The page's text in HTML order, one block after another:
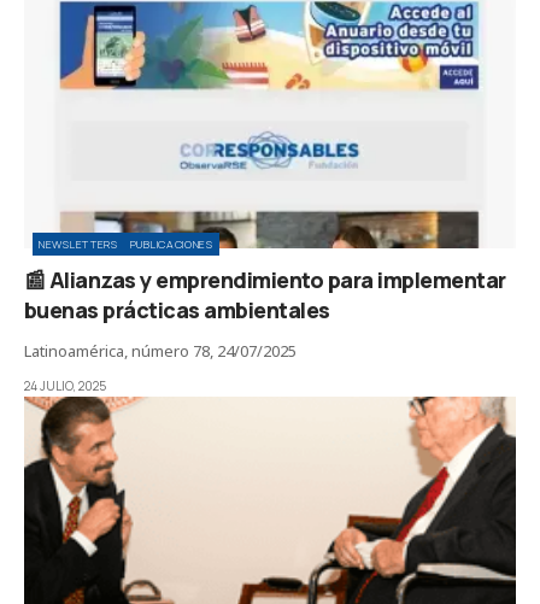
NEWSLETTERS PUBLICACIONES
📰 Alianzas y emprendimiento para implementar
buenas prácticas ambientales
Latinoamérica, número 78, 24/07/2025
24 JULIO, 2025